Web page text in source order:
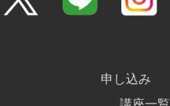
申し込み